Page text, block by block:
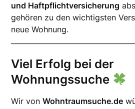
und Haftpflichtversicherung
gehören zu den wichtigsten
neue Wohnung.
Viel Erfolg bei der
Wohnungssuche
Wir vonWohntraumsuche.de